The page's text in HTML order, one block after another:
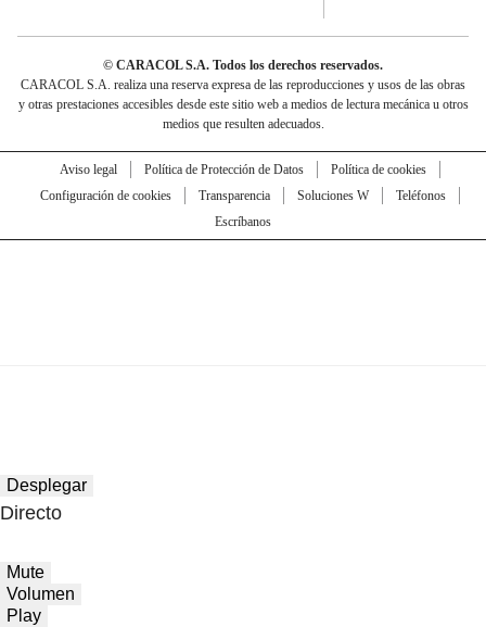
© CARACOL S.A. Todos los derechos reservados.
CARACOL S.A. realiza una reserva expresa de las reproducciones y usos de las obras
y otras prestaciones accesibles desde este sitio web a medios de lectura mecánica u otros
medios que resulten adecuados.
Aviso legal Política de Protección de Datos
Política de cookies
Configuración de cookies
Transparencia Soluciones W
Teléfonos
Escríbanos
Desplegar
Directo
Mute
Volumen
Play